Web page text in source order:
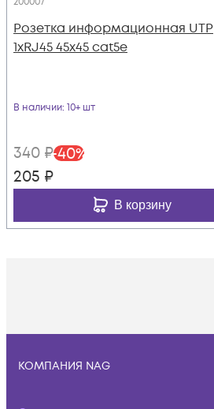
Розетка информационная UTP
1хRJ45 45х45 cat5е
В наличии: 10+ шт
340 ₽-40%
205 ₽
В корзину
КОМПАНИЯ NAG